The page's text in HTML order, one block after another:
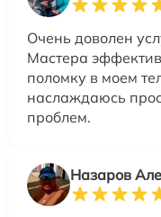
Очень доволен
Мастера
поломку в моем
наслаждаюсь
проблем.
Назаров